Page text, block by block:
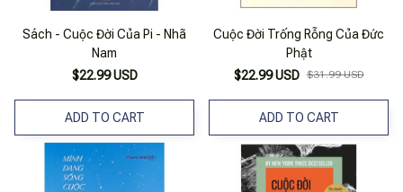
Sách - Cuộc Đời Của Pi - Nhã
Nam
$22.99 USD
ADD TO CART
Cuộc Đời Trống Rỗng Của Đức
Phật
$22.99 USD $31.99 USD
ADD TO CART